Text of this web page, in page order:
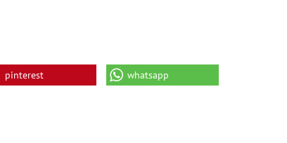
pinterest whatsapp